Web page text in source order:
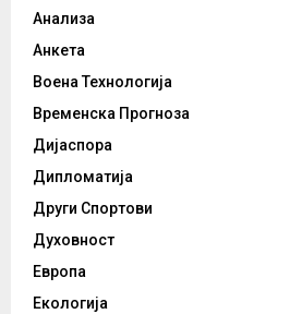
Анализа
Анкета
Воена Технологија
Временска Прогноза
Дијаспора
Дипломатија
Други Спортови
Духовност
Европа
Екологија